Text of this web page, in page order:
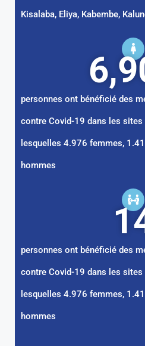
Kisalaba, Eliya, Kabembe,
personnes ont bénéficié des
contre Covid-19 dans les sites
lesquelles 4.976 femmes,
hommes
personnes ont bénéficié des
contre Covid-19 dans les sites
lesquelles 4.976 femmes,
hommes